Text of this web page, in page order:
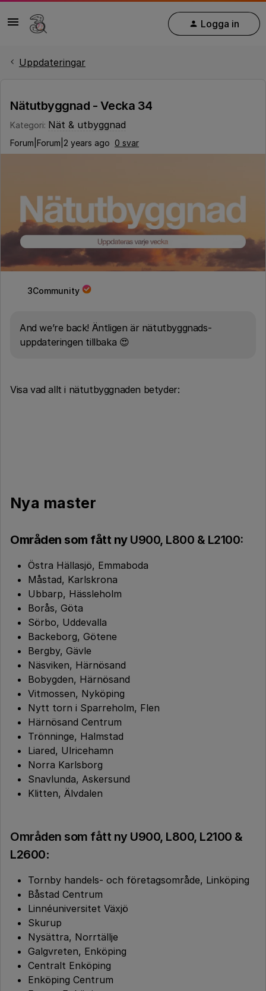
Logga in
Uppdateringar
Nätutbyggnad - Vecka 34
Kategori: Nät & utbyggnad
Forum|Forum|2 years ago 0 svar
3Community
And we’re back! Äntligen är nätutbyggnads-
uppdateringen tillbaka 😍
Visa vad allt i nätutbyggnaden betyder:
Nya master
Områden som fått ny U900, L800 & L2100:
Östra Hällasjö, Emmaboda
Måstad, Karlskrona
Ubbarp, Hässleholm
Borås, Göta
Sörbo, Uddevalla
Backeborg, Götene
Bergby, Gävle
Näsviken, Härnösand
Bobygden, Härnösand
Vitmossen, Nyköping
Nytt torn i Sparreholm, Flen
Härnösand Centrum
Trönninge, Halmstad
Liared, Ulricehamn
Norra Karlsborg
Snavlunda, Askersund
Klitten, Älvdalen
Områden som fått ny U900, L800, L2100 &
L2600:
Tornby handels- och företagsområde, Linköping
Båstad Centrum
Linnéuniversitet Växjö
Skurup
Nysättra, Norrtällje
Galgvreten, Enköping
Centralt Enköping
Enköping Centrum